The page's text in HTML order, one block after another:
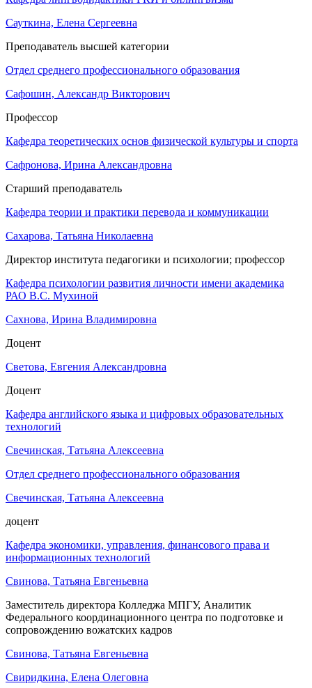
Сауткина, Елена Сергеевна
Преподаватель высшей категории
Отдел среднего профессионального образования
Сафошин, Александр Викторович
Профессор
Кафедра теоретических основ физической культуры и спорта
Сафронова, Ирина Александровна
Старший преподаватель
Кафедра теории и практики перевода и коммуникации
Сахарова, Татьяна Николаевна
Директор института педагогики и психологии; профессор
Кафедра психологии развития личности имени академика
РАО В.С. Мухиной
Сахнова, Ирина Владимировна
Доцент
Светова, Евгения Александровна
Доцент
Кафедра английского языка и цифровых образовательных
технологий
Свечинская, Татьяна Алексеевна
Отдел среднего профессионального образования
Свечинская, Татьяна Алексеевна
доцент
Кафедра экономики, управления, финансового права и
информационных технологий
Свинова, Татьяна Евгеньевна
Заместитель директора Колледжа МПГУ, Аналитик
Федерального координационного центра по подготовке и
сопровождению вожатских кадров
Свинова, Татьяна Евгеньевна
Свиридкина, Елена Олеговна